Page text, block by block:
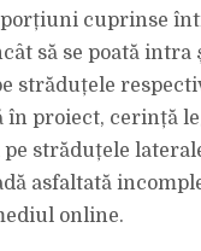
cuprinse
să se poată intra
străduțele
proiect, cerință
străduțele
asfaltată
online.